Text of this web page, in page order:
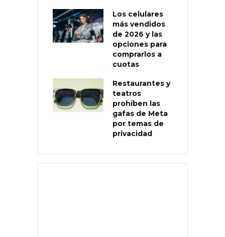
Los celulares
más vendidos
de 2026 y las
opciones para
comprarlos a
cuotas
Restaurantes y
teatros
prohíben las
gafas de Meta
por temas de
privacidad